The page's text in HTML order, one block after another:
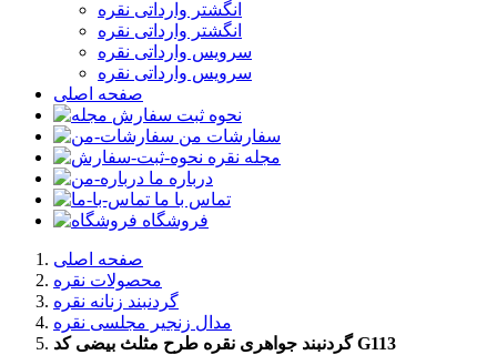
انگشتر وارداتی نقره
انگشتر وارداتی نقره
سرویس وارداتی نقره
سرویس وارداتی نقره
صفحه اصلی
نحوه ثبت سفارش
سفارشات من
مجله نقره
درباره ما
تماس با ما
فروشگاه
صفحه اصلی
محصولات نقره
گردنبند زنانه نقره
مدال زنجیر مجلسی نقره
گردنبند جواهری نقره طرح مثلث بیضی کد G113